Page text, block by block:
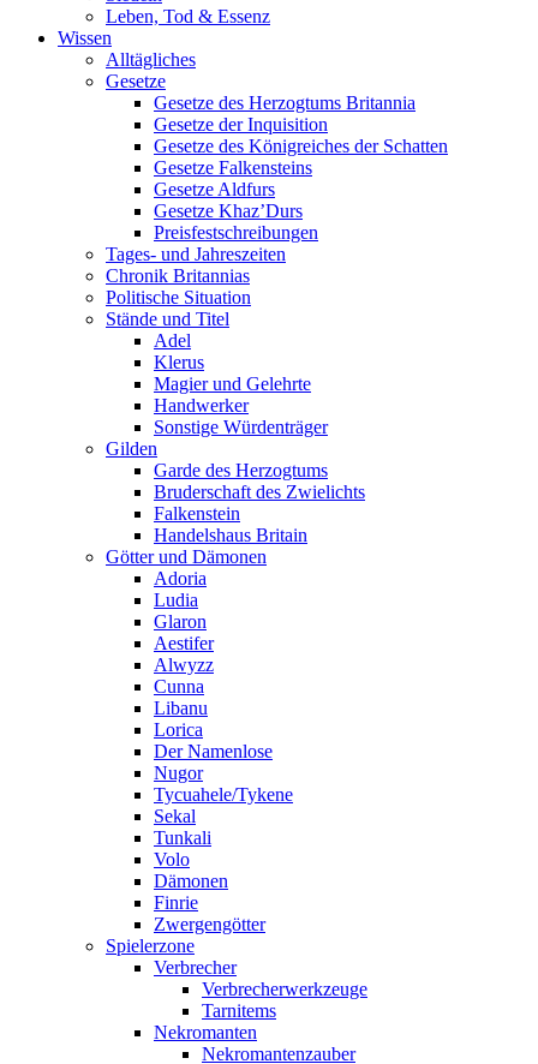
Leben, Tod & Essenz
Wissen
Alltägliches
Gesetze
Gesetze des Herzogtums Britannia
Gesetze der Inquisition
Gesetze des Königreiches der Schatten
Gesetze Falkensteins
Gesetze Aldfurs
Gesetze Khaz’Durs
Preisfestschreibungen
Tages- und Jahreszeiten
Chronik Britannias
Politische Situation
Stände und Titel
Adel
Klerus
Magier und Gelehrte
Handwerker
Sonstige Würdenträger
Gilden
Garde des Herzogtums
Bruderschaft des Zwielichts
Falkenstein
Handelshaus Britain
Götter und Dämonen
Adoria
Ludia
Glaron
Aestifer
Alwyzz
Cunna
Libanu
Lorica
Der Namenlose
Nugor
Tycuahele/Tykene
Sekal
Tunkali
Volo
Dämonen
Finrie
Zwergengötter
Spielerzone
Verbrecher
Verbrecherwerkzeuge
Tarnitems
Nekromanten
Nekromantenzauber